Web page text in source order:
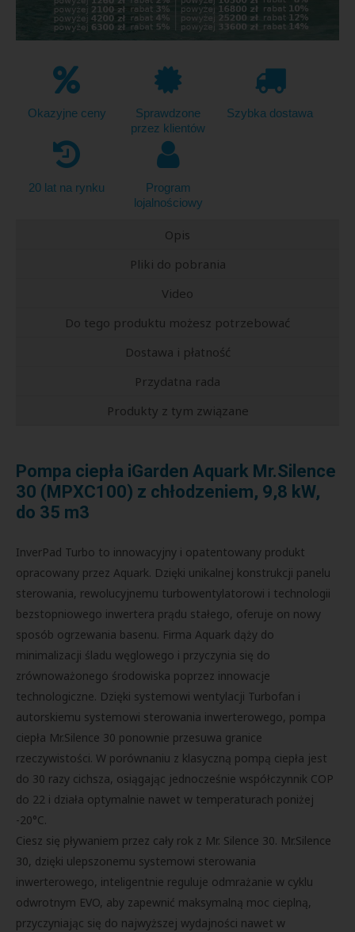
Okazyjne ceny
Sprawdzone
przez klientów
Szybka dostawa
20 lat na rynku
Program
lojalnościowy
Opis
Pliki do pobrania
Video
Do tego produktu możesz potrzebować
Dostawa i płatność
Przydatna rada
Produkty z tym związane
Pompa ciepła iGarden Aquark Mr.Silence
30 (MPXC100) z chłodzeniem, 9,8 kW,
do 35 m3
InverPad Turbo to innowacyjny i opatentowany produkt
opracowany przez Aquark. Dzięki unikalnej konstrukcji panelu
sterowania, rewolucyjnemu turbowentylatorowi i technologii
bezstopniowego inwertera prądu stałego, oferuje on nowy
sposób ogrzewania basenu. Firma Aquark dąży do
minimalizacji śladu węglowego i przyczynia się do
zrównoważonego środowiska poprzez innowacje
technologiczne. Dzięki systemowi wentylacji Turbofan i
autorskiemu systemowi sterowania inwerterowego, pompa
ciepła Mr.Silence 30 ponownie przesuwa granice
rzeczywistości. W porównaniu z klasyczną pompą ciepła jest
do 30 razy cichsza, osiągając jednocześnie współczynnik COP
do 22 i działa optymalnie nawet w temperaturach poniżej
-20°C.
Ciesz się pływaniem przez cały rok z Mr. Silence 30. Mr.Silence
30, dzięki ulepszonemu systemowi sterowania
inwerterowego, inteligentnie reguluje odmrażanie w cyklu
odwrotnym EVO, aby zapewnić maksymalną moc cieplną,
przyczyniając się do najwyższej wydajności nawet w